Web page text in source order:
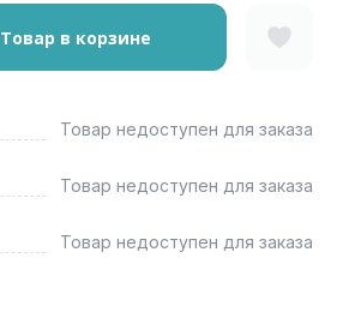
Товар в корзине
Товар недоступен для заказа
Товар недоступен для заказа
Товар недоступен для заказа